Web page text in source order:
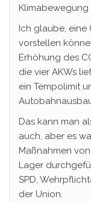
Klimabewegung
Ich glaube, eine
vorstellen
Erhöhung des
die vier AKWs
ein Tempolimit
Das kann man
auch, aber es
Maßnahmen
Lager
SPD,
der Union.